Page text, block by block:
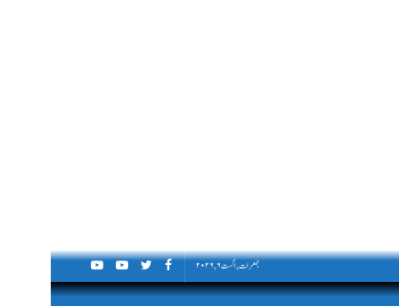
جمعرات, اگست ۶, ۲۰۲۶